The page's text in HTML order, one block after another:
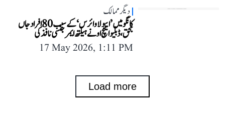
دیگر ممالک
کانگو میں ’ایبولا وائرس‘ کے سبب 80 افراد جاں
بحق، ڈبلیو ایچ او نے ہیلتھ ایمرجنسی نافذ کی
17 May 2026, 1:11 PM
Load more